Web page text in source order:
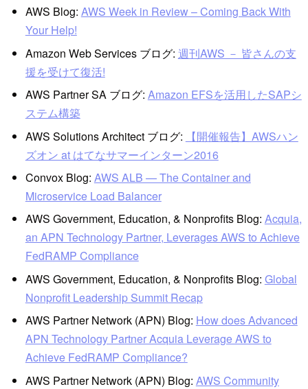
AWS Blog: AWS Week in Review – Coming Back With
Your Help!
Amazon Web Services ブログ: 週刊AWS － 皆さんの支
援を受けて復活!
AWS Partner SA ブログ: Amazon EFSを活用したSAPシ
ステム構築
AWS Solutions Architect ブログ:
【開催報告】AWSハン
ズオン at はてなサマーインターン2016
Convox Blog: AWS ALB — The Container and
Microservice Load Balancer
AWS Government, Education, & Nonprofits Blog: Acquia,
an APN Technology Partner, Leverages AWS to Achieve
FedRAMP Compliance
AWS Government, Education, & Nonprofits Blog: Global
Nonprofit Leadership Summit Recap
AWS Partner Network (APN) Blog: How does Advanced
APN Technology Partner Acquia Leverage AWS to
Achieve FedRAMP Compliance?
AWS Partner Network (APN) Blog: AWS Community